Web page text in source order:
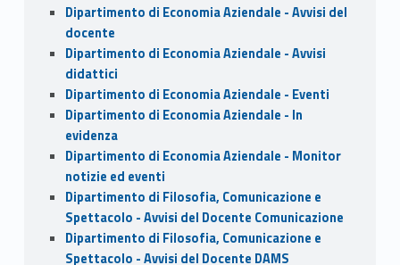
Dipartimento di Economia Aziendale - Avvisi del
docente
Dipartimento di Economia Aziendale - Avvisi
didattici
Dipartimento di Economia Aziendale - Eventi
Dipartimento di Economia Aziendale - In
evidenza
Dipartimento di Economia Aziendale - Monitor
notizie ed eventi
Dipartimento di Filosofia, Comunicazione e
Spettacolo - Avvisi del Docente Comunicazione
Dipartimento di Filosofia, Comunicazione e
Spettacolo - Avvisi del Docente DAMS